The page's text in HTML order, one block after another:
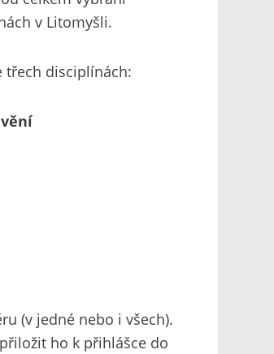
v Litomyšli.
třech disciplínách:
(v jedné nebo i všech).
ho k přihlášce do